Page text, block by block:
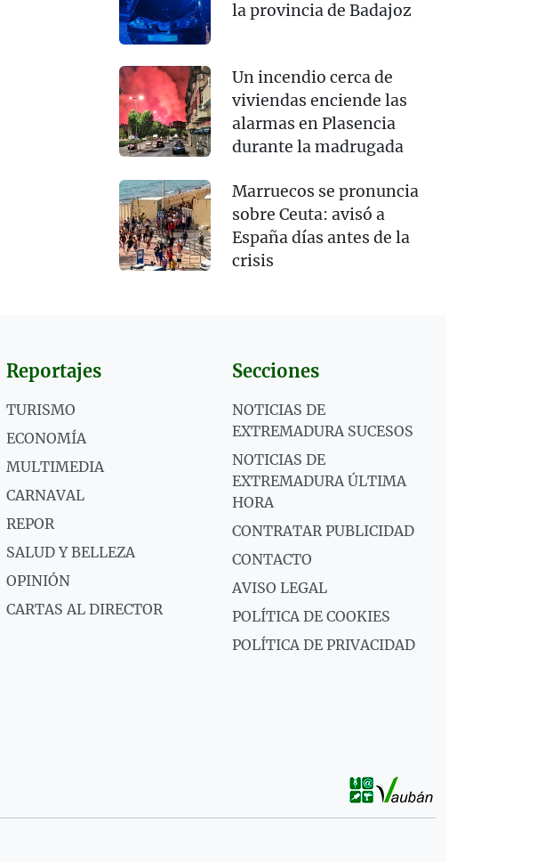
la provincia de Badajoz
Un incendio cerca de
viviendas enciende las
alarmas en Plasencia
durante la madrugada
Marruecos se pronuncia
sobre Ceuta: avisó a
España días antes de la
crisis
Reportajes
TURISMO
ECONOMÍA
MULTIMEDIA
CARNAVAL
REPOR
SALUD Y BELLEZA
OPINIÓN
CARTAS AL DIRECTOR
Secciones
NOTICIAS DE
EXTREMADURA SUCESOS
NOTICIAS DE
EXTREMADURA ÚLTIMA
HORA
CONTRATAR PUBLICIDAD
CONTACTO
AVISO LEGAL
POLÍTICA DE COOKIES
POLÍTICA DE PRIVACIDAD